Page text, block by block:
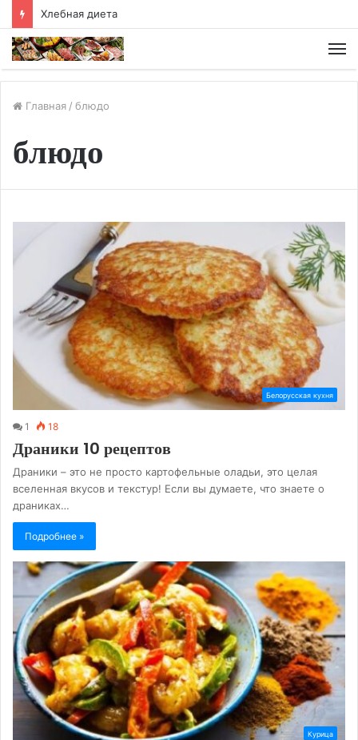
Хлебная диета
Главная / блюдо
блюдо
Белорусская кухня
1 18
Драники 10 рецептов
Драники – это не просто картофельные оладьи, это целая
вселенная вкусов и текстур! Если вы думаете, что знаете о
драниках…
Подробнее »
Курица